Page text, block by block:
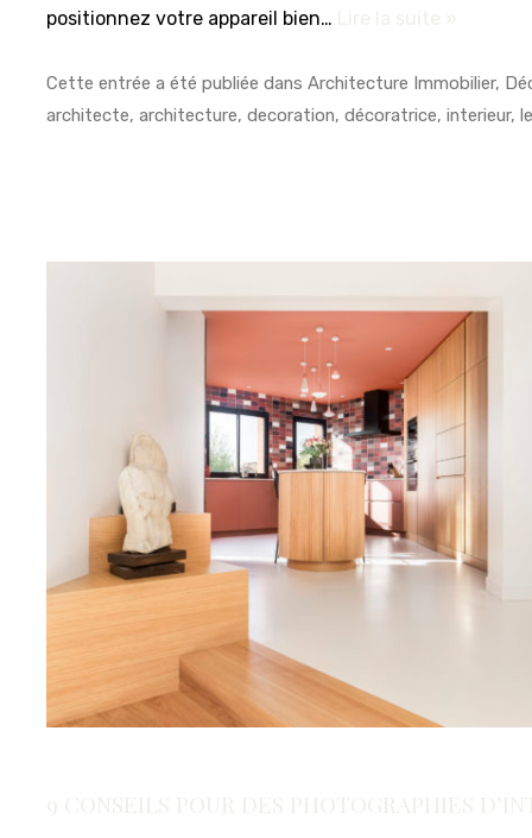
positionnez votre appareil bien…
Cette entrée a été publiée dansArchitecture Immobilier,
architecte,architecture,decoration,décoratrice,interieur,